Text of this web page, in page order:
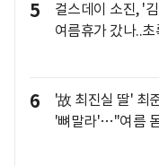
5
걸스데이 소진, '
여름휴가 갔나..
6
'故 최진실 딸' 최
'뼈말라'…"여름